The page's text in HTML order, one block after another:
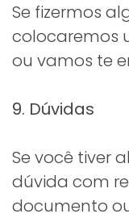
Se fizermos
colocaremos
ou vamos te
9. Dúvidas
Se você tiver
dúvida com
documento